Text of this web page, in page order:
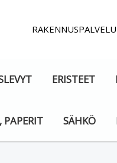
RAKENNUSPALVELU
ERISTEET
SÄHKÖ